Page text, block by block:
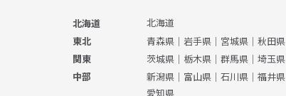
北海道
北海道
東北
青森県 ｜ 岩手県 ｜ 宮城県 ｜ 秋田県
関東
茨城県 ｜ 栃木県 ｜ 群馬県 ｜ 埼玉県
中部
新潟県 ｜ 富山県 ｜ 石川県 ｜ 福井県
愛知県